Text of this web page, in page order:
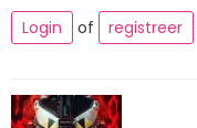
Login
of registreer